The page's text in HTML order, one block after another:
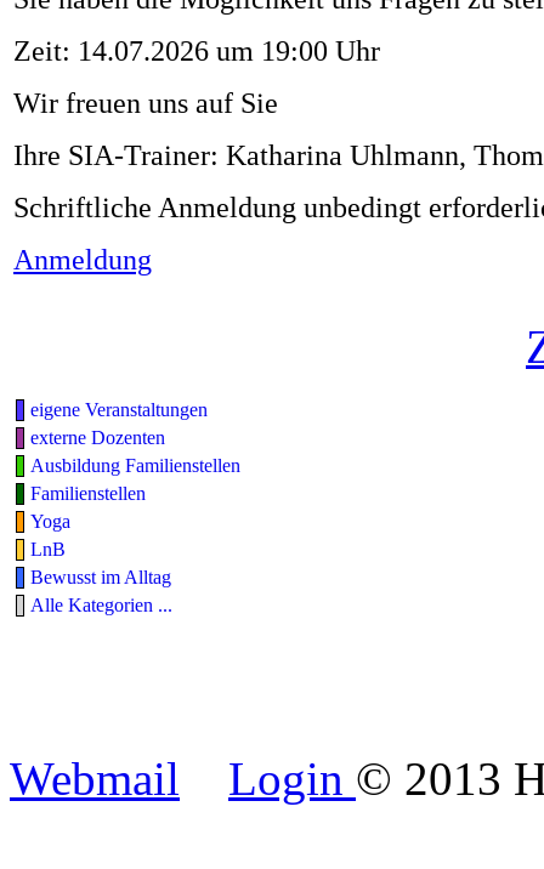
Zeit: 14.07.2026 um 19:00 Uhr
Wir freuen uns auf Sie
Ihre SIA-Trainer: Katharina Uhlmann,
Schriftliche Anmeldung unbedingt
Anmeldung
eigene Veranstaltungen
externe Dozenten
Ausbildung Familienstellen
Familienstellen
Yoga
LnB
Bewusst im Alltag
Alle Kategorien ...
xnxx
shahwa
Webmail Login © 2013